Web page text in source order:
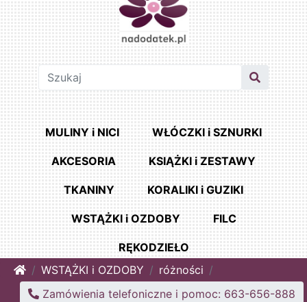
MULINY i NICI WŁÓCZKI i SZNURKI
AKCESORIA KSIĄŻKI i ZESTAWY
TKANINY KORALIKI i GUZIKI
WSTĄŻKI i OZDOBY FILC
RĘKODZIEŁO
HomeWSTĄŻKI i OZDOBY
różności
Zamówienia telefoniczne i pomoc: 663-656-888